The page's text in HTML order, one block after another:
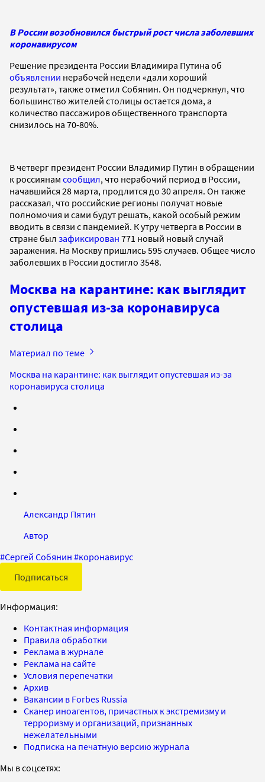
В России возобновился быстрый рост числа заболевших
коронавирусом
Решение президента России Владимира Путина об
объявлении нерабочей недели «дали хороший
результат», также отметил Собянин. Он подчеркнул, что
большинство жителей столицы остается дома, а
количество пассажиров общественного транспорта
снизилось на 70-80%.
В четверг президент России Владимир Путин в обращении
к россиянам сообщил, что нерабочий период в России,
начавшийся 28 марта, продлится до 30 апреля. Он также
рассказал, что российские регионы получат новые
полномочия и сами будут решать, какой особый режим
вводить в связи с пандемией. К утру четверга в России в
стране был зафиксирован 771 новый новый случай
заражения. На Москву пришлись 595 случаев. Общее число
заболевших в России достигло 3548.
Москва на карантине: как выглядит
опустевшая из-за коронавируса
столица
Материал по теме
Москва на карантине: как выглядит опустевшая из-за
коронавируса столица
Александр Пятин
Автор
#Сергей Собянин #коронавирус
Подписаться
Информация:
Контактная информация
Правила обработки
Реклама в журнале
Реклама на сайте
Условия перепечатки
Архив
Вакансии в Forbes Russia
Сканер иноагентов, причастных к экстремизму и
терроризму и организаций, признанных
нежелательными
Подписка на печатную версию журнала
Мы в соцсетях: